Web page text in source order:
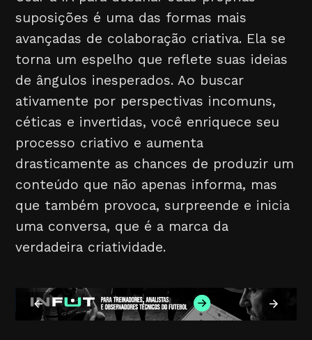
suposições é uma das formas mais
avançadas de colaboração criativa. Ela se
torna um espelho que reflete suas ideias
de ângulos inesperados. Ao buscar
ativamente por perspectivas incomuns,
céticas e invertidas, você enriquece seu
processo criativo e aumenta
drasticamente as chances de produzir um
conteúdo que não apenas informa, mas
que também provoca, surpreende e inicia
uma conversa, que é a marca da
verdadeira criatividade.